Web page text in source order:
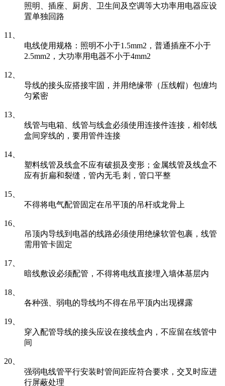
照明、插座、厨房、卫生间及空调等大功率用电器应设
置单独回路
11、
电线使用规格：照明不小于1.5mm2，普通插座不小于
2.5mm2，大功率用电器不小于4mm2
12、
导线的接头应搭接牢固，并用绝缘带（压线帽）包缠均
匀紧密
13、
线管与电箱、线管与线盒必须使用连接件连接，相邻线
盒间穿线的，要用管件连接
14、
塑料线管及线盒不应有破损及变形；金属线管及线盒不
应有折扁和裂缝，管内无毛 刺，管口平整
15、
不得将电气配管固定在吊平顶的吊杆或龙骨上
16、
吊顶内导线到电器的线路必须使用绝缘软管包裹，线管
需用管卡固定
17、
暗线敷设必须配管，不得将电线直接埋入墙体基层内
18、
各种强、弱电的导线均不得在吊平顶内出现裸露
19、
穿入配管导线的接头应设在接线盒内，不应留在线管中
间
20、
强弱电线管平行安装时管间距应符合要求，交叉时应进
行屏蔽处理